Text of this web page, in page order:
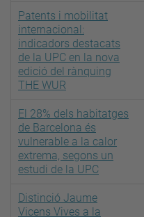
Patents i mobilitat
internacional:
indicadors destacats
de la UPC en la nova
edició del rànquing
THE WUR
El 28% dels habitatges
de Barcelona és
vulnerable a la calor
extrema, segons un
estudi de la UPC
Distinció Jaume
Vicens Vives a la